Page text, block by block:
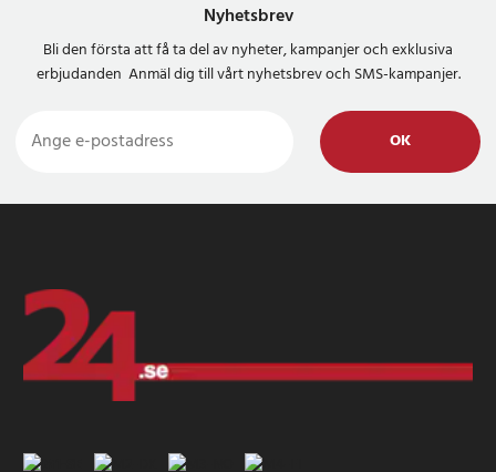
Nyhetsbrev
Bli den första att få ta del av nyheter, kampanjer och exklusiva
erbjudanden Anmäl dig till vårt nyhetsbrev och SMS-kampanjer.
OK